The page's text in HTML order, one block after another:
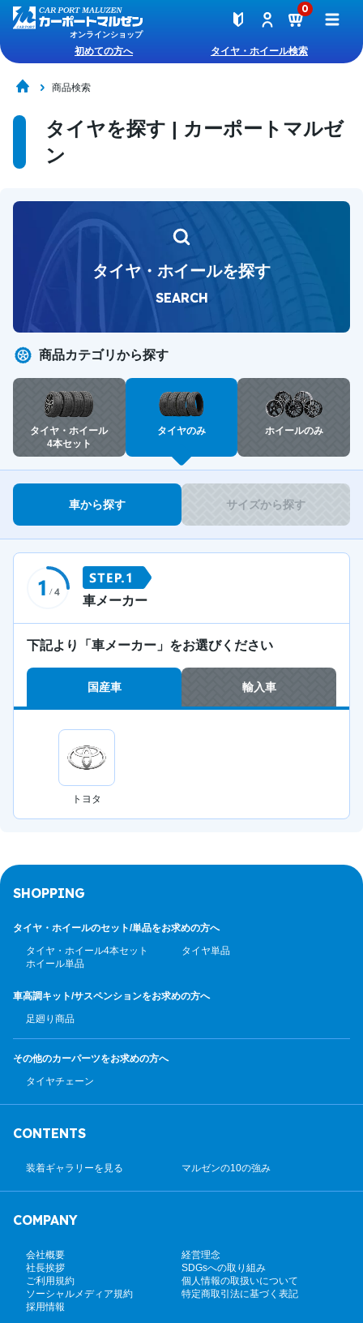
オンラインショップ
0
初めての方へ タイヤ・ホイール検索
商品検索
タイヤを探す | カーポートマルゼ
ン
タイヤ・ホイールを探す
SEARCH
商品カテゴリから探す
タイヤ・ホイール
4本セット
タイヤのみ ホイールのみ
車から探す サイズから探す
車メーカー
下記より「車メーカー」をお選びください
国産車 輸入車
トヨタ
SHOPPING
タイヤ・ホイールのセット/単品をお求めの方へ
タイヤ・ホイール4本セット
タイヤ単品
ホイール単品
車高調キット/サスペンションをお求めの方へ
足廻り商品
その他のカーパーツをお求めの方へ
タイヤチェーン
CONTENTS
装着ギャラリーを見る マルゼンの10の強み
COMPANY
会社概要
経営理念
社長挨拶
SDGsへの取り組み
ご利用規約
個人情報の取扱いについて
ソーシャルメディア規約
特定商取引法に基づく表記
採用情報